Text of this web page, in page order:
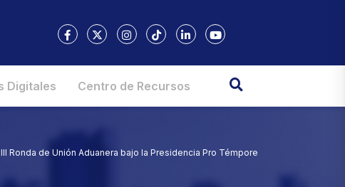
Digitales Centro de Recursos
Ronda de Unión Aduanera bajo la Presidencia Pro Témpore